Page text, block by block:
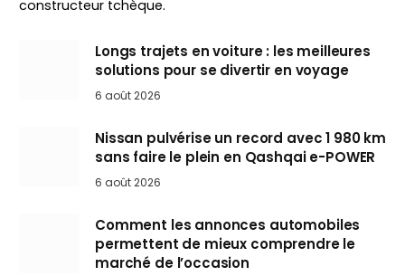
constructeur tchèque.
Longs trajets en voiture : les meilleures
solutions pour se divertir en voyage
6 août 2026
Nissan pulvérise un record avec 1 980 km
sans faire le plein en Qashqai e-POWER
6 août 2026
Comment les annonces automobiles
permettent de mieux comprendre le
marché de l’occasion